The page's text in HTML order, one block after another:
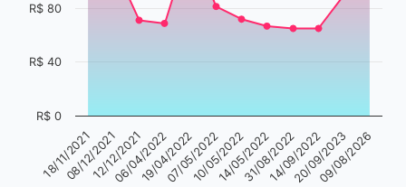
18/11/2021
08/12/202112/12/2021
06/04/2022
19/04/2022
07/05/2022
10/05/2022
14/05/2022
31/08/2022
14/09/2022
20/09/2023
09/08/2026
R$ 0
R$ 40
R$ 80